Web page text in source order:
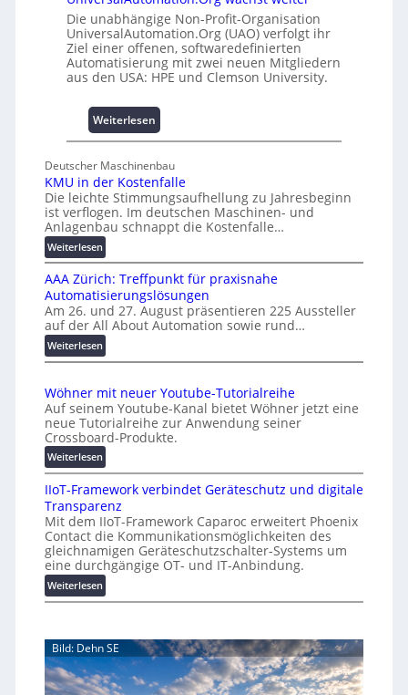
e
m
m
n
i
s
e
c
h
a
f
f
4
0
A
Die unabhängige Non-Profit-Organisation
UniversalAutomation.Org (UAO) verfolgt ihr
Ziel einer offenen, softwaredefinierten
Automatisierung mit zwei neuen Mitgliedern
aus den USA: HPE und Clemson University.
Weiterlesen:
U
i
v
e
r
l
A
u
t
m
t
i
o
O
g
w
ä
c
s
w
e
t
Deutscher Maschinenbau
KMU in der Kostenfalle
Die leichte Stimmungsaufhellung zu Jahresbeginn
ist verflogen. Im deutschen Maschinen- und
Anlagenbau schnappt die Kostenfalle…
Weiterlesen:
K
M
U
i
n
d
e
K
o
s
t
e
n
f
a
l
l
e
AAA Zürich: Treffpunkt für praxisnahe
Automatisierungslösungen
Am 26. und 27. August präsentieren 225 Aussteller
auf der All About Automation sowie rund…
Weiterlesen:
A
A
Z
ü
r
i
c
h
:
T
r
e
f
f
p
n
k
t
f
Wöhner mit neuer Youtube-Tutorialreihe
Auf seinem Youtube-Kanal bietet Wöhner jetzt eine
neue Tutorialreihe zur Anwendung seiner
Crossboard-Produkte.
Weiterlesen:
W
ö
h
n
e
r
m
i
t
e
u
e
r
IIoT-Framework verbindet Geräteschutz und digitale
Transparenz
Mit dem IIoT-Framework Caparoc erweitert Phoenix
Contact die Kommunikationsmöglichkeiten des
gleichnamigen Geräteschutzschalter-Systems um
eine durchgängige OT- und IT-Anbindung.
Weiterlesen:
I
T
-
F
Bild: Dehn SE